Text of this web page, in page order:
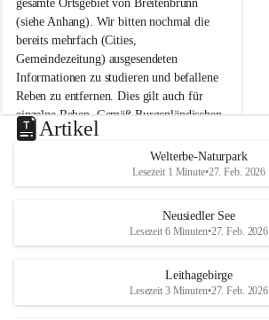
u
n
n
a
m
N
e
u
s
d
S
gesamte Ortsgebiet von Breitenbrunn
(siehe Anhang). Wir bitten nochmal die
bereits mehrfach (Cities,
Gemeindezeitung) ausgesendeten
Informationen zu studieren und befallene
Reben zu entfernen. Dies gilt auch für
einzelne Reben. Gemäß Burgenländischen
Weinbaugesetz sind nicht gepflegte oder
unzulässige Weingärten zu roden! Bitte
helfen wir zusammen um unsere Winzer
vor den prognostizierten Ernteausfällen
und den daraus folgenden wirtschaftlichen
Maßnahmen zur Bekämpfung
u
e
d
r
S
Artikel
Welterbe-Naturpark
Lesezeit 1 Minute•27. Feb. 2026
Neusiedler See
Lesezeit 6 Minuten•27. Feb. 2026
Leithagebirge
Lesezeit 3 Minuten•27. Feb. 2026